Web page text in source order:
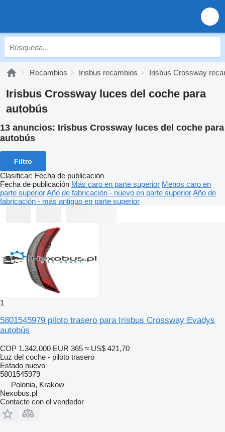
Recambios Irisbus recambios Irisbus Crossway
Irisbus Crossway luces del coche para
autobús
13 anuncios: Irisbus Crossway luces del coche para
autobús
Filtro
Clasificar: Fecha de publicación
Fecha de publicación Más caro en parte superior Menos caro en
parte superiorAño de fabricación - nuevo en parte superiorAño de
fabricación - más antiguo en parte superior
1
5801545979 piloto trasero para Irisbus Crossway Evadys
autobús
COP 1.342.000 EUR 365 ≈ US$ 421,70
Luz del coche - piloto trasero
Estado nuevo
5801545979
Polonia, Krakow
Nexobus.pl
Contacte con el vendedor